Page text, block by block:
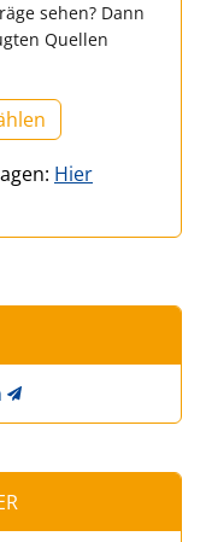
sehen? Dann
Quellen
Hier